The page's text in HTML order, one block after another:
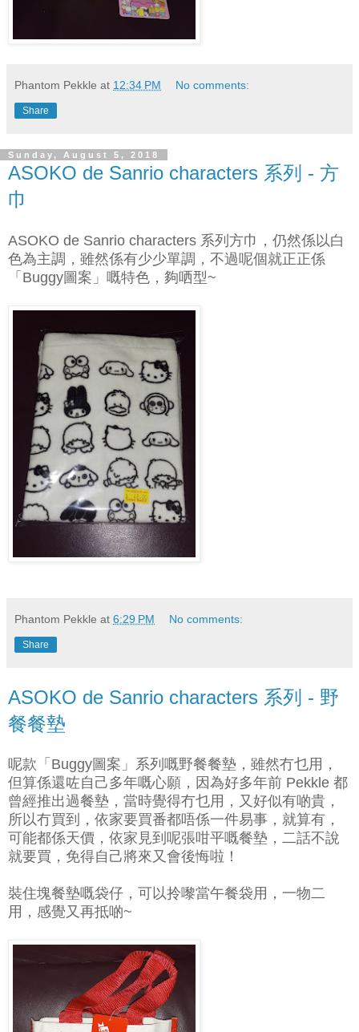
Phantom Pekkle at 12:34 PM No comments:
Share
Sunday, August 5, 2018
ASOKO de Sanrio characters 系列 - 方
巾
ASOKO de Sanrio characters 系列方巾，仍然係以白
色為主調，雖然係有少少單調，不過呢個就正正係
「Buggy圖案」嘅特色，夠哂型~
Phantom Pekkle at 6:29 PM No comments:
Share
ASOKO de Sanrio characters 系列 - 野
餐餐墊
呢款「Buggy圖案」系列嘅野餐餐墊，雖然冇乜用，
但算係還咗自己多年嘅心願，因為好多年前 Pekkle 都
曾經推出過餐墊，當時覺得冇乜用，又好似有啲貴，
所以冇買到，依家要買番都唔係一件易事，就算有，
可能都係天價，依家見到呢張咁平嘅餐墊，二話不說
就要買，免得自己將來又會後悔啦！
裝住塊餐墊嘅袋仔，可以拎嚟當午餐袋用，一物二
用，感覺又再抵啲~